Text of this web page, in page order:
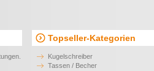
Topseller-Kategorien
Kugelschreiber
Tassen / Becher